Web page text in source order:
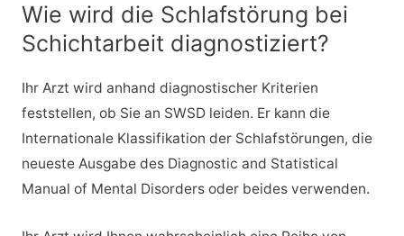
Wie wird die Schlafstörung bei
Schichtarbeit diagnostiziert?
Ihr Arzt wird anhand diagnostischer Kriterien
feststellen, ob Sie an SWSD leiden. Er kann die
Internationale Klassifikation der Schlafstörungen, die
neueste Ausgabe des Diagnostic and Statistical
Manual of Mental Disorders oder beides verwenden.